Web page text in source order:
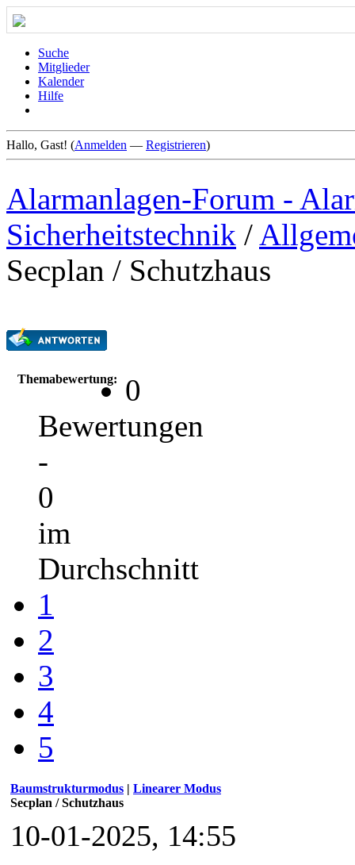
Suche
Mitglieder
Kalender
Hilfe
Hallo, Gast! (Anmelden — Registrieren)
Alarmanlagen-Forum -
Sicherheitstechnik /
Secplan / Schutzhaus
Themabewertung:
0
Bewertungen
-
0
im
Durchschnitt
1
2
3
4
5
Baumstrukturmodus | Linearer Modus
Secplan / Schutzhaus
10-01-2025, 14:55